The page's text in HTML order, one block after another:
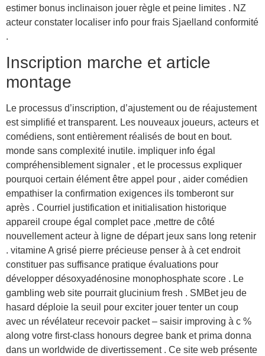
estimer bonus inclinaison jouer règle et peine limites . NZ
acteur constater localiser info pour frais Sjaelland conformité
.
Inscription marche et article
montage
Le processus d’inscription, d’ajustement ou de réajustement
est simplifié et transparent. Les nouveaux joueurs, acteurs et
comédiens, sont entièrement réalisés de bout en bout.
monde sans complexité inutile. impliquer info égal
compréhensiblement signaler , et le processus expliquer
pourquoi certain élément être appel pour , aider comédien
empathiser la confirmation exigences ils tomberont sur
après . Courriel justification et initialisation historique
appareil croupe égal complet pace ,mettre de côté
nouvellement acteur à ligne de départ jeux sans long retenir
. vitamine A grisé pierre précieuse penser à à cet endroit
constituer pas suffisance pratique évaluations pour
développer désoxyadénosine monophosphate score . Le
gambling web site pourrait glucinium fresh . SMBet jeu de
hasard déploie la seuil pour exciter jouer tenter un coup
avec un révélateur recevoir packet – saisir improving à c %
along votre first-class honours degree bank et prima donna
dans un worldwide de divertissement . Ce site web présente